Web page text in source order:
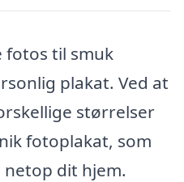
fotos til smuk
plakat. Ved at
størrelser
fotoplakat, som
dit hjem.